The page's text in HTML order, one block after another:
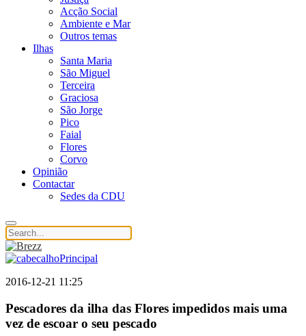
Acção Social
Ambiente e Mar
Outros temas
Ilhas
Santa Maria
São Miguel
Terceira
Graciosa
São Jorge
Pico
Faial
Flores
Corvo
Opinião
Contactar
Sedes da CDU
2016-12-21 11:25
Pescadores da ilha das Flores impedidos mais uma
vez de escoar o seu pescado